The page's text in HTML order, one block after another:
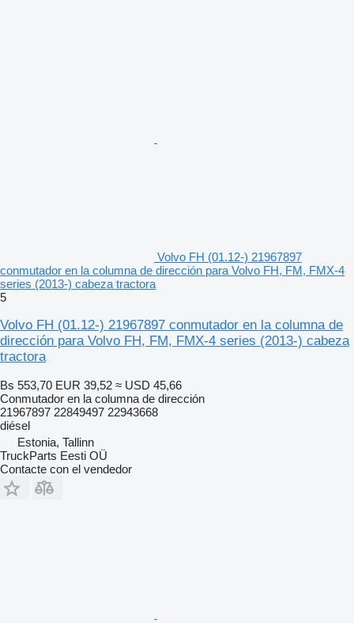
Volvo FH (01.12-) 21967897
conmutador en la columna de dirección para Volvo FH, FM, FMX-4
series (2013-) cabeza tractora
5
Volvo FH (01.12-) 21967897 conmutador en la columna de
dirección para Volvo FH, FM, FMX-4 series (2013-) cabeza
tractora
Bs 553,70 EUR 39,52 ≈ USD 45,66
Conmutador en la columna de dirección
21967897 22849497 22943668
diésel
Estonia, Tallinn
TruckParts Eesti OÜ
Contacte con el vendedor